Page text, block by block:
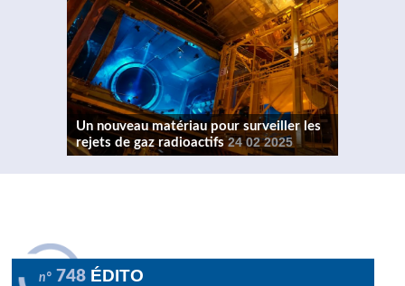
Un nouveau matériau pour surveiller les
rejets de gaz radioactifs24 02 2025
n° 748 ÉDITO